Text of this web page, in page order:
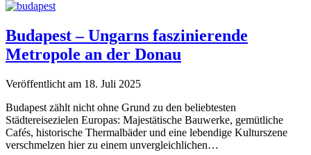
Budapest – Ungarns faszinierende
Metropole an der Donau
Veröffentlicht am 18. Juli 2025
Budapest zählt nicht ohne Grund zu den beliebtesten
Städtereisezielen Europas: Majestätische Bauwerke, gemütliche
Cafés, historische Thermalbäder und eine lebendige Kulturszene
verschmelzen hier zu einem unvergleichlichen…